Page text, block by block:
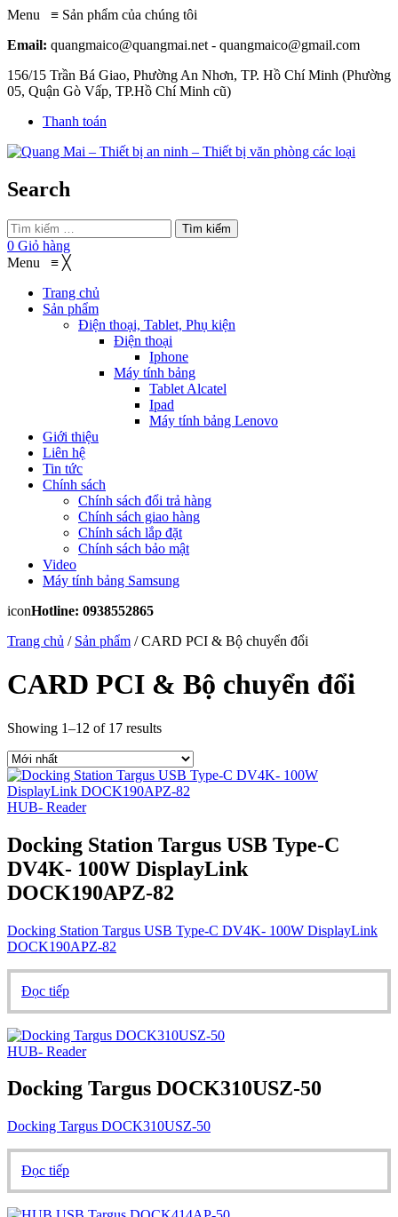
Menu ≡ Sản phẩm của chúng tôi
Email: quangmaico@quangmai.net - quangmaico@gmail.com
156/15 Trần Bá Giao, Phường An Nhơn, TP. Hồ Chí Minh (Phường
05, Quận Gò Vấp, TP.Hồ Chí Minh cũ)
Thanh toán
Search
Tìm kiếm
0 Giỏ hàng
Menu ≡ ╳
Trang chủ
Sản phẩm
Điện thoại, Tablet, Phụ kiện
Điện thoại
Iphone
Máy tính bảng
Tablet Alcatel
Ipad
Máy tính bảng Lenovo
Giới thiệu
Liên hệ
Tin tức
Chính sách
Chính sách đổi trả hàng
Chính sách giao hàng
Chính sách lắp đặt
Chính sách bảo mật
Video
Máy tính bảng Samsung
iconHotline: 0938552865
Trang chủ / Sản phẩm / CARD PCI & Bộ chuyển đổi
CARD PCI & Bộ chuyển đổi
Showing 1–12 of 17 results
HUB- Reader
Docking Station Targus USB Type-C
DV4K- 100W DisplayLink
DOCK190APZ-82
Docking Station Targus USB Type-C DV4K- 100W DisplayLink
DOCK190APZ-82
Đọc tiếp
HUB- Reader
Docking Targus DOCK310USZ-50
Docking Targus DOCK310USZ-50
Đọc tiếp